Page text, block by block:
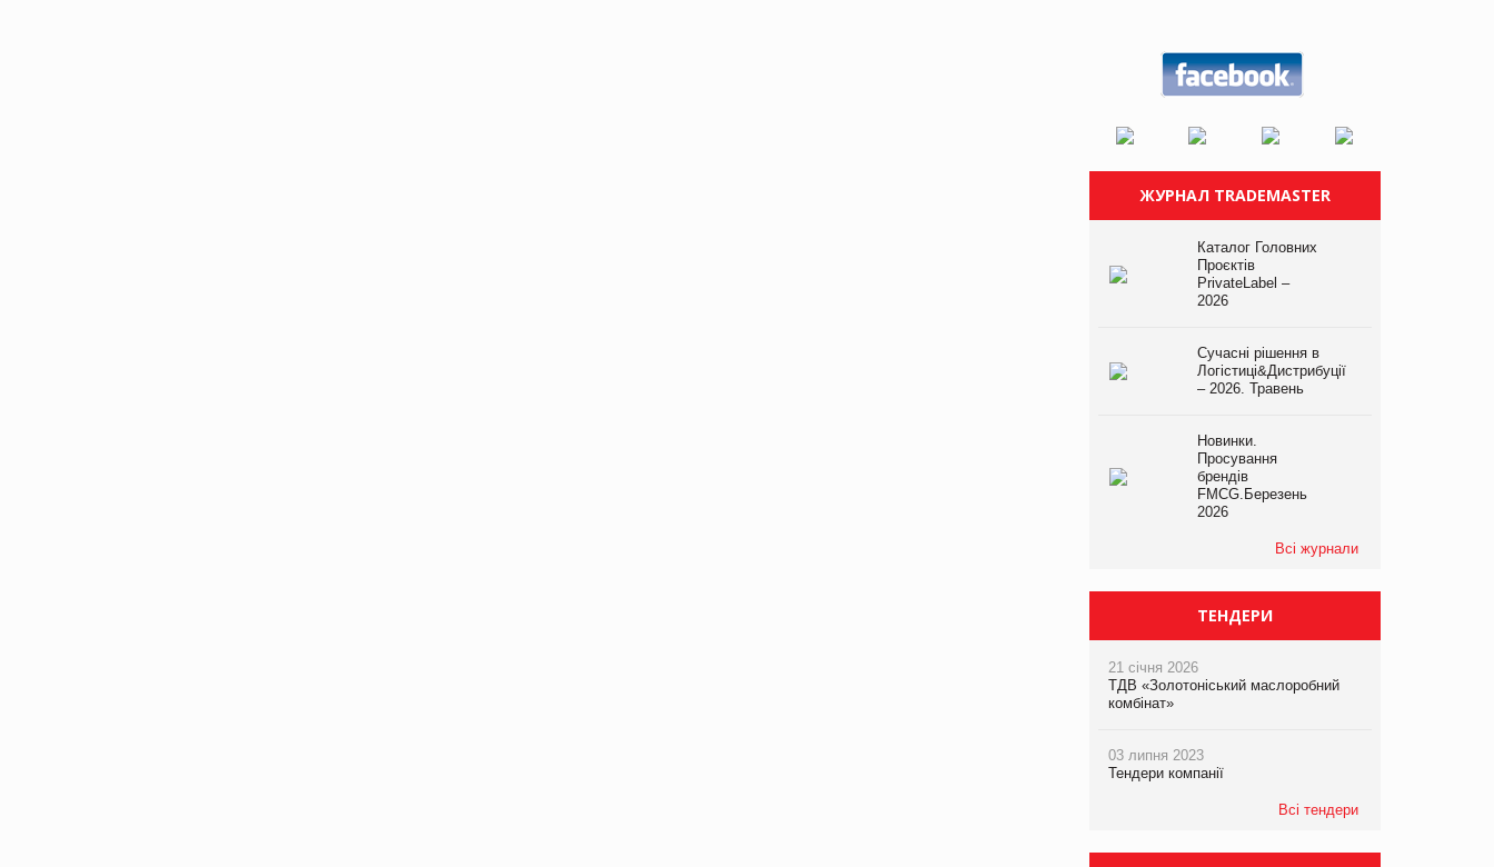
ЖУРНАЛ TRADEMASTER
Каталог Головних
Проєктів
PrivateLabel –
2026
Сучасні рішення в
Логістиці&Дистрибуції
– 2026. Травень
Новинки.
Просування
брендів
FMCG.Березень
2026
Всі журнали
ТЕНДЕРИ
21 січня 2026
ТДВ «Золотоніський маслоробний
комбінат»
03 липня 2023
Тендери компанії
Всі тендери